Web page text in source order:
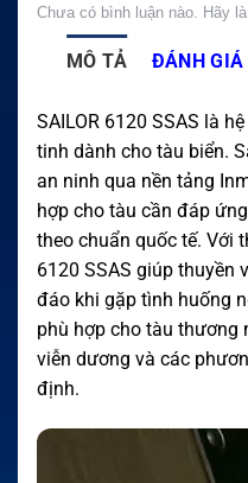
Chưa có bình luận nào. Hãy
MÔ TẢ ĐÁNH GIÁ
SAILOR 6120 SSAS là
tinh dành cho tàu biển.
an ninh qua nền tảng
hợp cho tàu cần đáp
theo chuẩn quốc tế. Với
6120 SSAS giúp thuyền
đáo khi gặp tình huống
phù hợp cho tàu thương
viễn dương và các
định.